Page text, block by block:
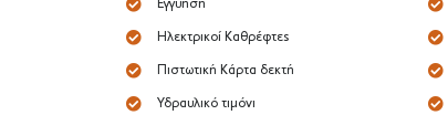
Εγγύηση
Ηλεκτρικοί Καθρέφτες
Πιστωτική Κάρτα δεκτή
Υδραυλικό τιμόνι